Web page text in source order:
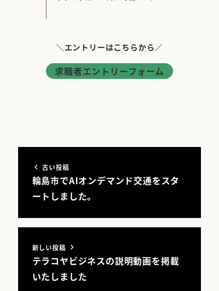
＼エントリーはこちらから／
求職者エントリーフォーム
古い投稿
輪島市でAIオンデマンド交通をスタ
ートしました。
新しい投稿
テラコヤビジネスの説明動画を掲載
いたしました